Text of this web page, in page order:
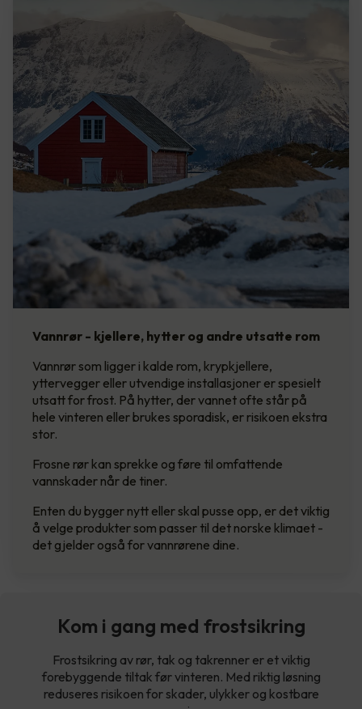
Vannrør - kjellere, hytter og andre utsatte rom
Vannrør som ligger i kalde rom, krypkjellere,
yttervegger eller utvendige installasjoner er spesielt
utsatt for frost. På hytter, der vannet ofte står på
hele vinteren eller brukes sporadisk, er risikoen ekstra
stor.
Frosne rør kan sprekke og føre til omfattende
vannskader når de tiner.
Enten du bygger nytt eller skal pusse opp, er det viktig
å velge produkter som passer til det norske klimaet -
det gjelder også for vannrørene dine.
Kom i gang med frostsikring
Frostsikring av rør, tak og takrenner er et viktig
forebyggende tiltak før vinteren. Med riktig løsning
reduseres risikoen for skader, ulykker og kostbare